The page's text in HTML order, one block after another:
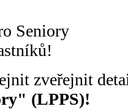
zveřejnit
(LPPS)!